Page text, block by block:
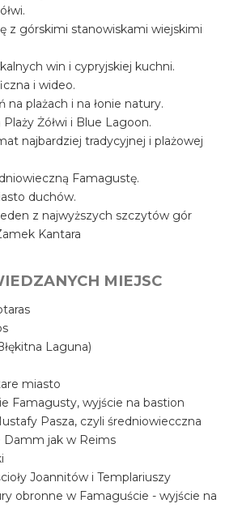
z górskimi stanowiskami wiejskimi
win i cypryjskiej kuchni.
i wideo.
na plażach i na łonie natury.
Plaży Żółwi i Blue Lagoon.
najbardziej tradycyjnej i plażowej
Famagustę.
duchów.
z najwyższych szczytów gór
Kantara
MIEJSC
Laguna)
miasto
Famagusty, wyjście na bastion
Pasza, czyli średniowiecczna
Damm jak w Reims
Joannitów i Templariuszy
obronne w Famaguście - wyjście na